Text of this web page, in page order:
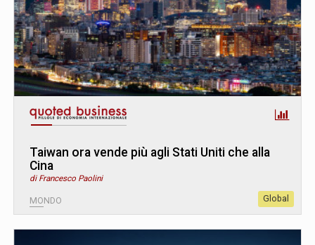
Taiwan ora vende più agli Stati Uniti che alla
Cina
di Francesco Paolini
MONDO Global